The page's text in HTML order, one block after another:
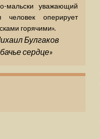
мальски уважающий
человек оперирует
горячими».
Булгаков
сердце»